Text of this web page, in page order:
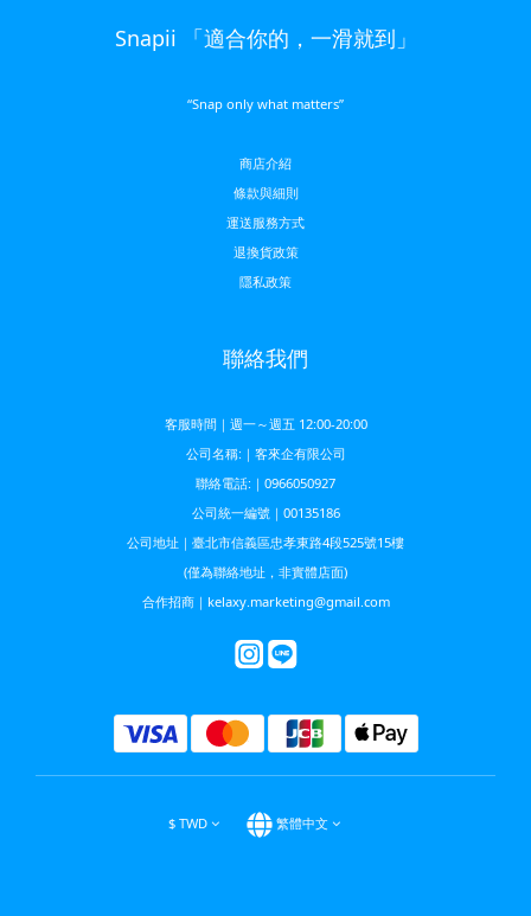
Snapii 「適合你的，一滑就到」
“Snap only what matters”
商店介紹
條款與細則
運送服務方式
退換貨政策
隱私政策
聯絡我們
客服時間｜週一～週五 12:00-20:00
公司名稱:｜客來企有限公司
聯絡電話:｜0966050927
公司統一編號｜00135186
公司地址｜臺北市信義區忠孝東路4段525號15樓
(僅為聯絡地址，非實體店面)
合作招商｜kelaxy.marketing@gmail.com
$ TWD 繁體中文